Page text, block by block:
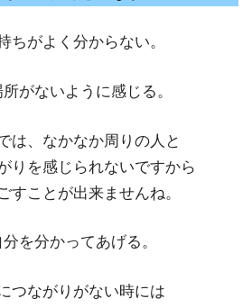
ちがよく分からない。
がないように感じる。
は、なかなか周りの人と
りを感じられないですから
すことが出来ませんね。
を分かってあげる。
つながりがない時には